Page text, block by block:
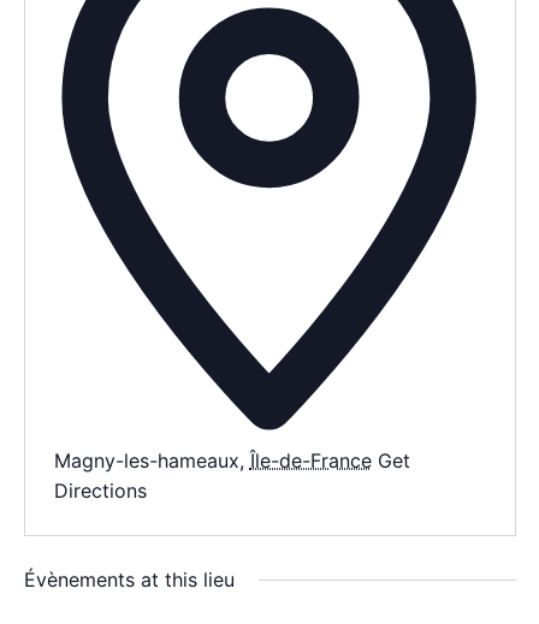
AGENDA
SPECTACLE
À PROPOS
CONTACT
Magny-les-hameaux, Île-de-France Get
Directions
Évènements at this lieu